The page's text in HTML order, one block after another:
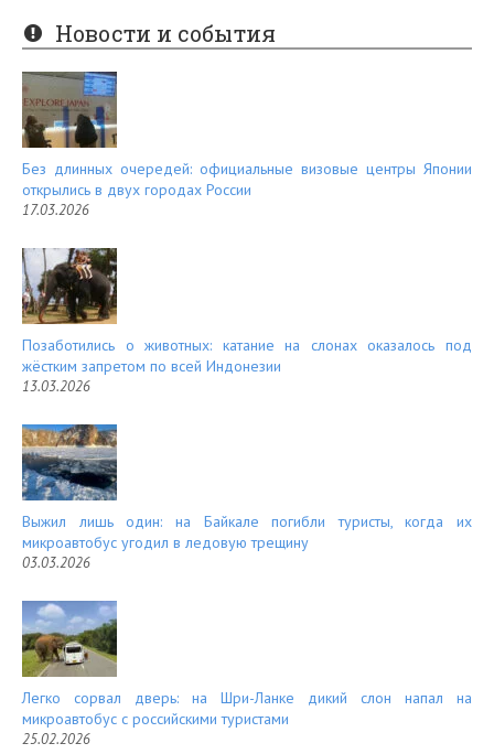
er
es
t
e
d
Новости и события
Без длинных очередей: официальные визовые центры Японии
открылись в двух городах России
17.03.2026
Позаботились о животных: катание на слонах оказалось под
жёстким запретом по всей Индонезии
13.03.2026
Выжил лишь один: на Байкале погибли туристы, когда их
микроавтобус угодил в ледовую трещину
03.03.2026
Легко сорвал дверь: на Шри-Ланке дикий слон напал на
микроавтобус с российскими туристами
25.02.2026